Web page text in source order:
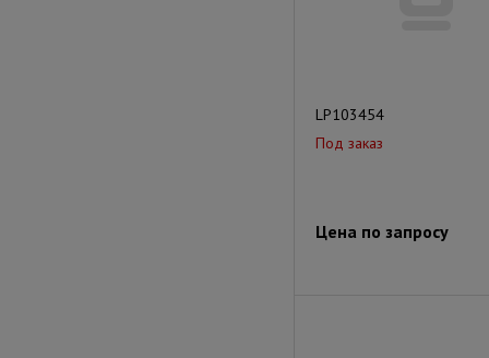
LP103454
Под заказ
Цена по запросу